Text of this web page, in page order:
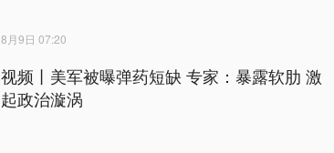
8月9日 07:20
视频丨美军被曝弹药短缺 专家：暴露软肋 激
起政治漩涡